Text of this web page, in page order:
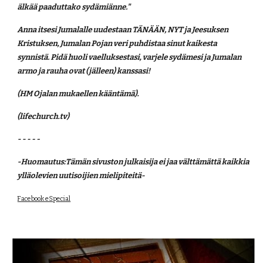
älkää paaduttako sydämiänne."
Anna itsesi Jumalalle uudestaan TÄNÄÄN, NYT ja Jeesuksen
Kristuksen, Jumalan Pojan veri puhdistaa sinut kaikesta
synnistä. Pidä huoli vaelluksestasi, varjele sydämesi ja Jumalan
armo ja rauha ovat (jälleen) kanssasi!
(HM Ojalan mukaellen kääntämä).
(lifechurch.tv)
- - - - -
-Huomautus:Tämän sivuston julkaisija ei jaa välttämättä kaikkia
ylläolevien uutisoijien mielipiteitä-
Facebook eSpecial